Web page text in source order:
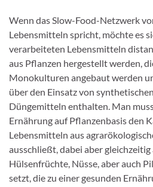
Wenn das Slow-Food-Netzwerk
Lebensmitteln spricht, möchte es
verarbeiteten Lebensmitteln
aus Pflanzen hergestellt werden,
Monokulturen angebaut werden
über den Einsatz von
Düngemitteln enthalten. Man
Ernährung auf Pflanzenbasis den
Lebensmitteln aus
ausschließt, dabei aber
Hülsenfrüchte, Nüsse, aber auch
setzt, die zu einer gesunden